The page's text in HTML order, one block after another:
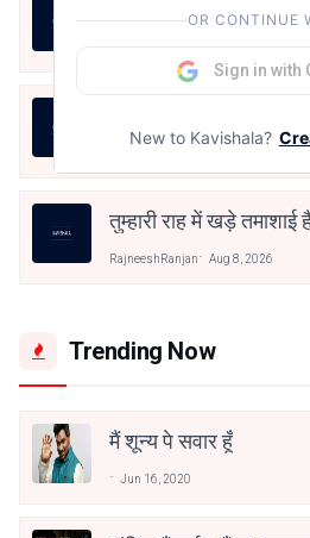
17.थोड़ी थोड़ी शायर सी
RajneeshRanjan Aug 8, 2026
तुम्हारी राह में खड़े तमाशाई
RajneeshRanjan Aug 8, 2026
Trending Now
मैं शून्य पे सवार हूँ
Jun 16, 2020
OR CONTINUE
Sign in with
New to Kavishala?